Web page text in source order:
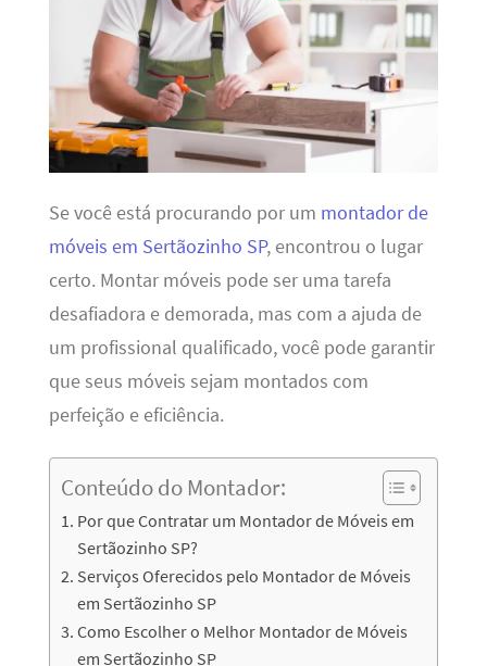
Se você está procurando por um montador de
móveis em Sertãozinho SP, encontrou o lugar
certo. Montar móveis pode ser uma tarefa
desafiadora e demorada, mas com a ajuda de
um profissional qualificado, você pode garantir
que seus móveis sejam montados com
perfeição e eficiência.
Conteúdo do Montador:
Por que Contratar um Montador de Móveis em
Sertãozinho SP?
Serviços Oferecidos pelo Montador de Móveis
em Sertãozinho SP
Como Escolher o Melhor Montador de Móveis
em Sertãozinho SP